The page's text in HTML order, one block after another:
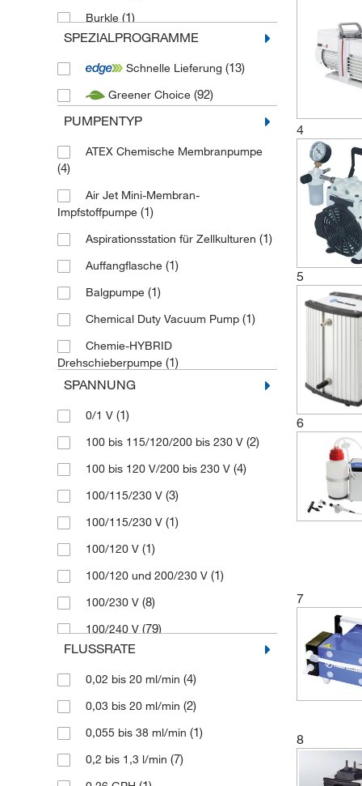
Burkle (1)
Cole Parmer(19)
Duran(2)
Edwards Vacuum(6)
Fisherbrand
Gardner Denver(1)
Heidolph (6)
Hoefer
IKA
Integra Biosciences
Kartell
KNF
Labconco(8)
Lenz Laborglasintrumente
Leybold(1)
Masterflex(8)
Memmert(1)
Merck(7)
Millipore Sigma(1)
Sartorius(10)
Schuett Biotec(2)
SI Analytics(1)
Stuart(1)
(3)
Thermo Scientific(2)
Vacuubrand(187)
Velp Scientifica(1)
Welch Ilmvac(101)
SPEZIALPROGRAMME
Schnelle Lieferung (13)
Greener Choice (92)
PUMPENTYP
ATEX Chemische Membranpumpe
(4)
Air Jet Mini-Membran-
Impfstoffpumpe (1)
Aspirationsstation für Zellkulturen (1)
Auffangflasche (1)
Balgpumpe (1)
Chemical Duty Vacuum Pump (1)
Chemie-HYBRID
Drehschieberpumpe (1)
Chemie-Membranpumpe
Chemie-Pumpeneinheit
Chemikalien-Vakuumpumpe(2)
Chemisch beständige Membran
Chemisch beständige
Membranpumpe
Kombinationspumpensystem
Drehschieber(3)
Drehschieber-Vakuumpumpe
Drehschieberpumpen(8)
SPANNUNG
0/1 V (1)
100 bis 115/120/200 bis 230 V (2)
100 bis 120 V/200 bis 230 V (4)
100/115/230 V (3)
100/115/230 V (1)
100/120 V (1)
100/120 und 200/230 V (1)
100/230 V (8)
100/240 V (79)
100/240 V AC
100/240 V(8)
100 – 230 V(1)
100–240 V(1)
110 V(2)
FLUSSRATE
0,02 bis 20 ml/min (4)
0,03 bis 20 ml/min (2)
0,055 bis 38 ml/min (1)
0,2 bis 1,3 l/min (7)
4
5
6
7
8